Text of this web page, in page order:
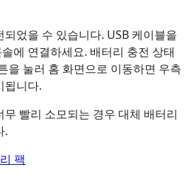
었을 수 있습니다. USB 케이블을
에 연결하세요. 배터리 충전 상태
을 눌러 홈 화면으로 이동하면 우측
됩니다.
빨리 소모되는 경우 대체 배터리
.
팩